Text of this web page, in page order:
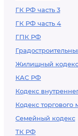
ГК РФ часть 3
ГК РФ часть 4
ГПК РФ
Жилищный
КАС РФ
Кодекс
Кодекс
Семейный кодекс
ТК РФ